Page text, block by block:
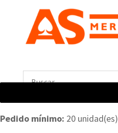
Pedido mínimo: 20 unidad(es)